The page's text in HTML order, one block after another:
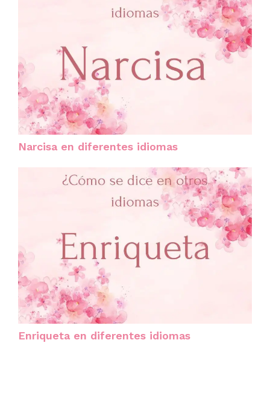
Narcisa en diferentes idiomas
Enriqueta en diferentes idiomas